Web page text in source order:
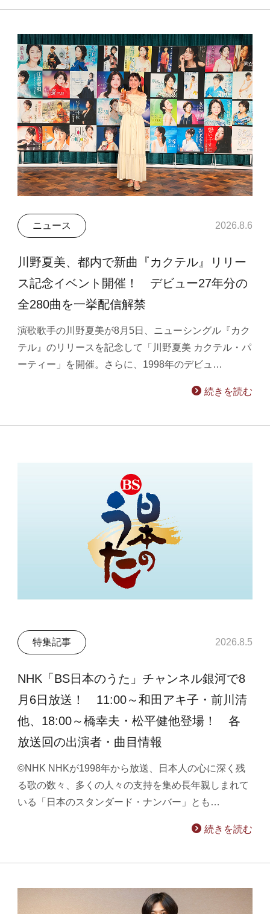
ニュース 2026.8.6
川野夏美、都内で新曲『カクテル』リリー
ス記念イベント開催！ デビュー27年分の
全280曲を一挙配信解禁
演歌歌手の川野夏美が8月5日、ニューシングル『カク
テル』のリリースを記念して「川野夏美 カクテル・パ
ーティー」を開催。さらに、1998年のデビュ…
続きを読む
特集記事 2026.8.5
NHK「BS日本のうた」チャンネル銀河で8
月6日放送！ 11:00～和田アキ子・前川清
他、18:00～橋幸夫・松平健他登場！ 各
放送回の出演者・曲目情報
©NHK NHKが1998年から放送、日本人の心に深く残
る歌の数々、多くの人々の支持を集め長年親しまれて
いる「日本のスタンダード・ナンバー」とも…
続きを読む